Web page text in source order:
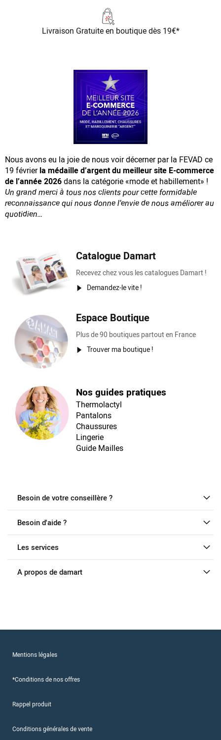
Livraison Gratuiteen boutique dès 19€*
Nous avons eu la joie de nous voir décerner par la FEVAD ce
19 févrierla médaille d’argent du meilleur site E-commerce
de l’année 2026dans la catégorie «mode et habillement» !
Un grand merci à tous nos clients pour cette formidable
reconnaissancequi nous donne l’envie de nous améliorer au
quotidien…
Catalogue Damart
Recevez chez vous les catalogues Damart !
Demandez-le vite !
Espace Boutique
Plus de 90 boutiques partout en France
Trouver ma boutique !
Nos guides pratiques
Thermolactyl
Pantalons
Chaussures
Lingerie
Guide Mailles
Besoin de votre conseillère ?
Besoin d'aide ?
Les services
A propos de damart
Mentions légales
*Conditions de nos offres
Rappel produit
Conditions générales de vente